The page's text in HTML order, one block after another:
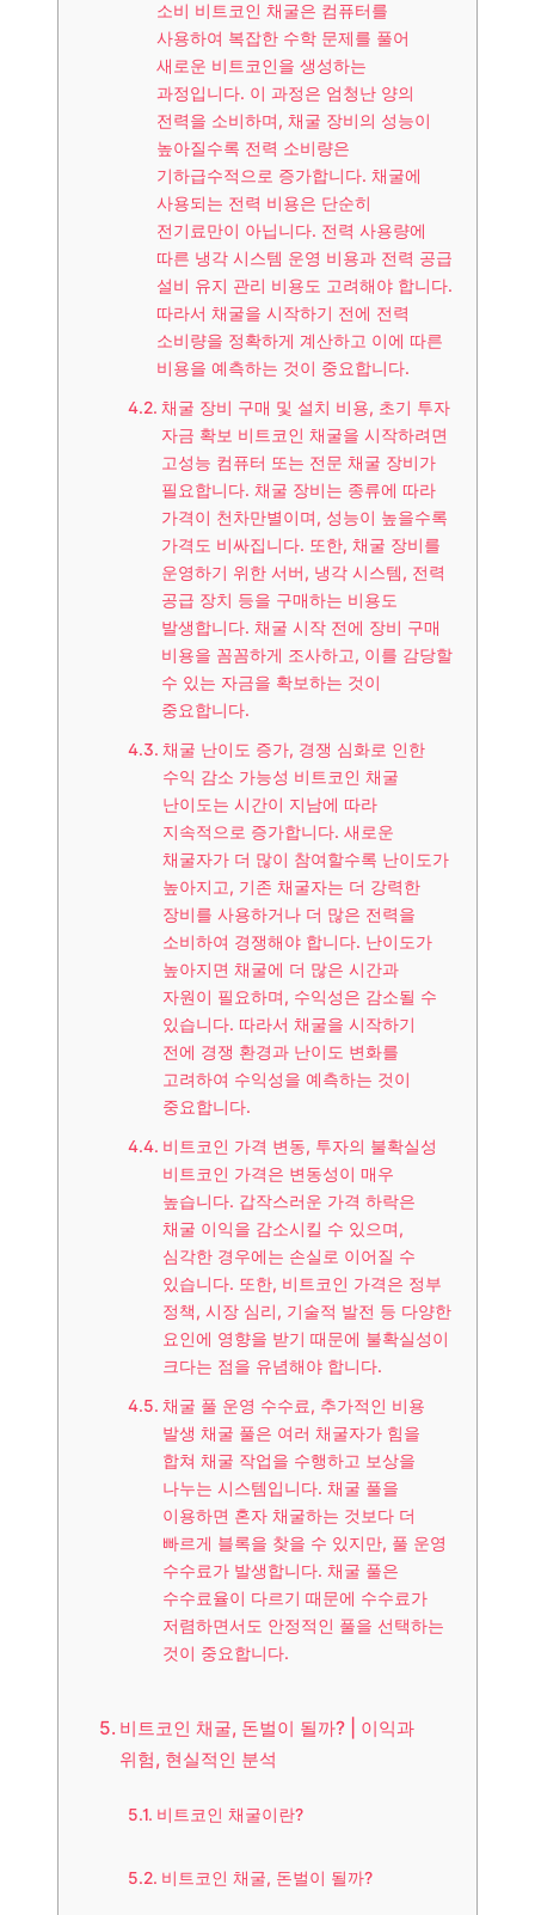
소비 비트코인 채굴은 컴퓨터를
사용하여 복잡한 수학 문제를 풀어
새로운 비트코인을 생성하는
과정입니다. 이 과정은 엄청난 양의
전력을 소비하며, 채굴 장비의 성능이
높아질수록 전력 소비량은
기하급수적으로 증가합니다. 채굴에
사용되는 전력 비용은 단순히
전기료만이 아닙니다. 전력 사용량에
따른 냉각 시스템 운영 비용과 전력 공급
설비 유지 관리 비용도 고려해야 합니다.
따라서 채굴을 시작하기 전에 전력
소비량을 정확하게 계산하고 이에 따른
비용을 예측하는 것이 중요합니다.
채굴 장비 구매 및 설치 비용, 초기 투자
자금 확보 비트코인 채굴을 시작하려면
고성능 컴퓨터 또는 전문 채굴 장비가
필요합니다. 채굴 장비는 종류에 따라
가격이 천차만별이며, 성능이 높을수록
가격도 비싸집니다. 또한, 채굴 장비를
운영하기 위한 서버, 냉각 시스템, 전력
공급 장치 등을 구매하는 비용도
발생합니다. 채굴 시작 전에 장비 구매
비용을 꼼꼼하게 조사하고, 이를 감당할
수 있는 자금을 확보하는 것이
중요합니다.
채굴 난이도 증가, 경쟁 심화로 인한
수익 감소 가능성 비트코인 채굴
난이도는 시간이 지남에 따라
지속적으로 증가합니다. 새로운
채굴자가 더 많이 참여할수록 난이도가
높아지고, 기존 채굴자는 더 강력한
장비를 사용하거나 더 많은 전력을
소비하여 경쟁해야 합니다. 난이도가
높아지면 채굴에 더 많은 시간과
자원이 필요하며, 수익성은 감소될 수
있습니다. 따라서 채굴을 시작하기
전에 경쟁 환경과 난이도 변화를
고려하여 수익성을 예측하는 것이
중요합니다.
비트코인 가격 변동, 투자의 불확실성
비트코인 가격은 변동성이 매우
높습니다. 갑작스러운 가격 하락은
채굴 이익을 감소시킬 수 있으며,
심각한 경우에는 손실로 이어질 수
있습니다. 또한, 비트코인 가격은 정부
정책, 시장 심리, 기술적 발전 등 다양한
요인에 영향을 받기 때문에 불확실성이
크다는 점을 유념해야 합니다.
채굴 풀 운영 수수료, 추가적인 비용
발생 채굴 풀은 여러 채굴자가 힘을
합쳐 채굴 작업을 수행하고 보상을
나누는 시스템입니다. 채굴 풀을
이용하면 혼자 채굴하는 것보다 더
빠르게 블록을 찾을 수 있지만, 풀 운영
수수료가 발생합니다. 채굴 풀은
수수료율이 다르기 때문에 수수료가
저렴하면서도 안정적인 풀을 선택하는
것이 중요합니다.
비트코인 채굴, 돈벌이 될까? | 이익과
위험, 현실적인 분석
비트코인 채굴이란?
비트코인 채굴, 돈벌이 될까?